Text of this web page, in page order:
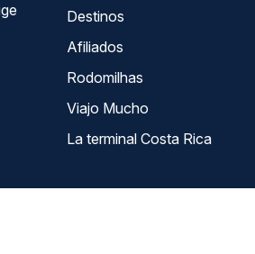
Destinos
Afiliados
Rodomilhas
Viajo Mucho
La terminal Costa Rica